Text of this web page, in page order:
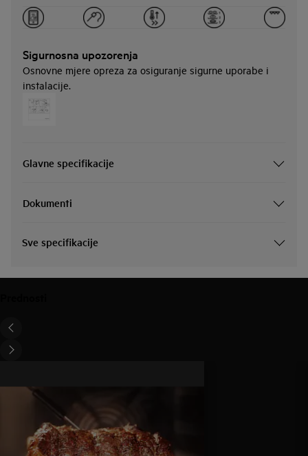
Sigurnosna upozorenja
Osnovne mjere opreza za osiguranje sigurne uporabe i
instalacije.
Glavne specifikacije
Dokumenti
Sve specifikacije